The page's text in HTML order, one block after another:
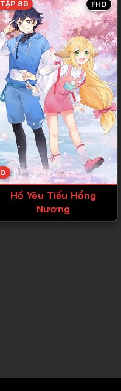
FHD
0
TẬP 89
Hồ Yêu Tiểu Hồng
Nương